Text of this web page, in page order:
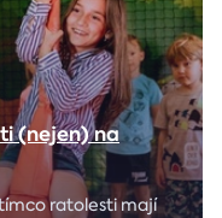
(nejen) na
ratolesti mají